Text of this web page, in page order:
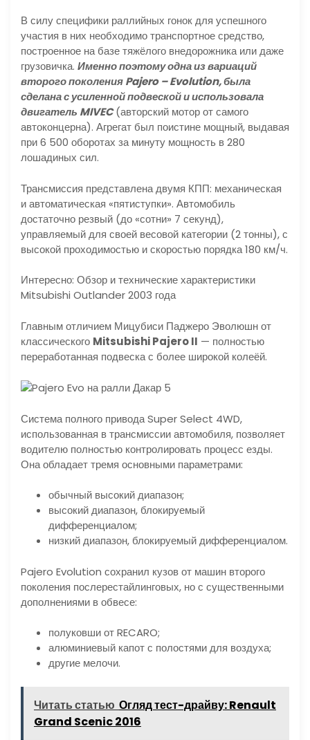
В силу специфики раллийных гонок для успешного
участия в них необходимо транспортное средство,
построенное на базе тяжёлого внедорожника или даже
грузовичка. Именно поэтому одна из вариаций
второго поколенияPajero –Evolution, была
сделана с усиленной подвеской и использовала
двигатель MIVEC(авторский мотор от самого
автоконцерна). Агрегат был поистине мощный, выдавая
при 6 500 оборотах за минуту мощность в 280
лошадиных сил.
Трансмиссия представлена двумя КПП: механическая
и автоматическая «пятиступки». Автомобиль
достаточно резвый (до «сотни» 7 секунд),
управляемый для своей весовой категории (2 тонны), с
высокой проходимостью и скоростью порядка 180 км/ч.
Интересно: Обзор и технические характеристики
Mitsubishi Outlander 2003 года
Главным отличием Мицубиси Паджеро Эволюшн от
классического Mitsubishi Pajero II — полностью
переработанная подвеска с более широкой колеёй.
Система полного привода Super Select 4WD,
использованная в трансмиссии автомобиля, позволяет
водителю полностью контролировать процесс езды.
Она обладает тремя основными параметрами:
обычный высокий диапазон;
высокий диапазон, блокируемый
дифференциалом;
низкий диапазон, блокируемый дифференциалом.
Pajero Evolution сохранил кузов от машин второго
поколения послерестайлинговых, но с существенными
дополнениями в обвесе:
полуковши от RECARO;
алюминиевый капот с полостями для воздуха;
другие мелочи.
Читать статью Огляд тест-драйву: Renault
Grand Scenic 2016